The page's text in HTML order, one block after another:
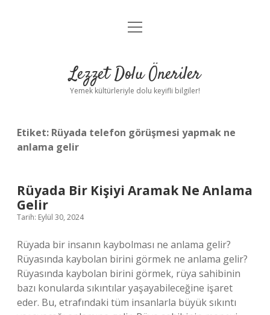
Anasayfa
Yasal Uyarı
menüyü
Lezzet Dolu Öneriler
Yemek kültürleriyle dolu keyifli bilgiler!
Etiket: Rüyada telefon görüşmesi yapmak ne
anlama gelir
Rüyada Bir Kişiyi Aramak Ne Anlama
Gelir
Tarih: Eylül 30, 2024
Rüyada bir insanın kaybolması ne anlama gelir?
Rüyasında kaybolan birini görmek ne anlama gelir?
Rüyasında kaybolan birini görmek, rüya sahibinin
bazı konularda sıkıntılar yaşayabileceğine işaret
eder. Bu, etrafındaki tüm insanlarla büyük sıkıntı